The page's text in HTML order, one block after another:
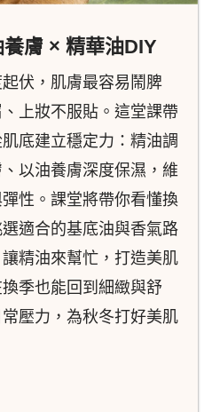
膚 × 精華油DIY
伏，肌膚最容易鬧脾
上妝不服貼。這堂課帶
底建立穩定力：精油調
以油養膚深度保濕，維
性。課堂將帶你看懂換
適合的基底油與香氣路
精油來幫忙，打造美肌
季也能回到細緻與舒
壓力，為秋冬打好美肌